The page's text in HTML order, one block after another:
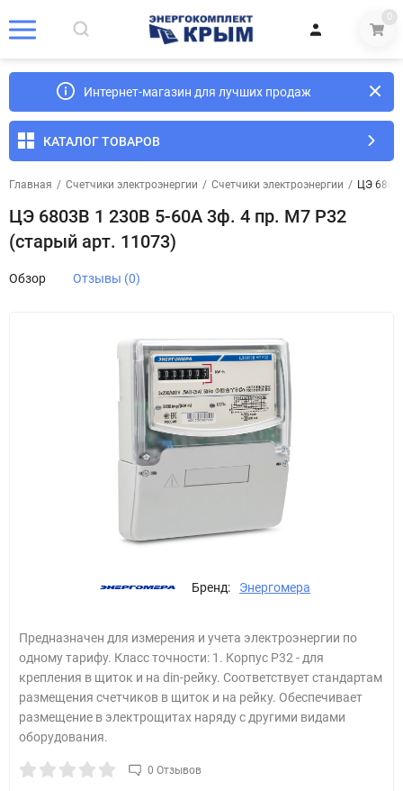
0
Интернет-магазин для лучших продаж
КАТАЛОГ ТОВАРОВ
Главная / Счетчики электроэнергии / Счетчики электроэнергии / ЦЭ
ЦЭ 6803B 1 230B 5-60A 3ф. 4 пр. М7 Р32
(старый арт. 11073)
Обзор Отзывы (0)
Бренд: Энергомера
Предназначен для измерения и учета электроэнергии по
одному тарифу. Класс точности: 1. Корпус Р32 - для
крепления в щиток и на din-рейку. Соответствует стандартам
размещения счетчиков в щиток и на рейку. Обеспечивает
размещение в электрощитах наряду с другими видами
оборудования.
0 Отзывов